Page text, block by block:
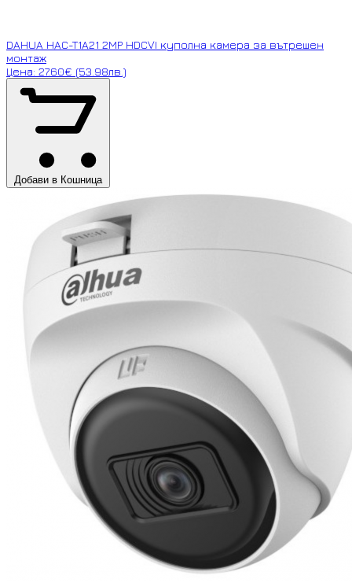
DAHUA HAC-T1A21 2MP HDCVI куполна камера за вътрешен
монтаж
Цена: 27.60€ (53.98лв.)
Добави в Кошница